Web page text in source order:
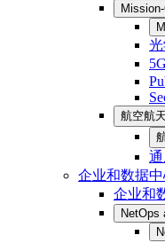
航空航天
企业和数据
企业和
NetOps